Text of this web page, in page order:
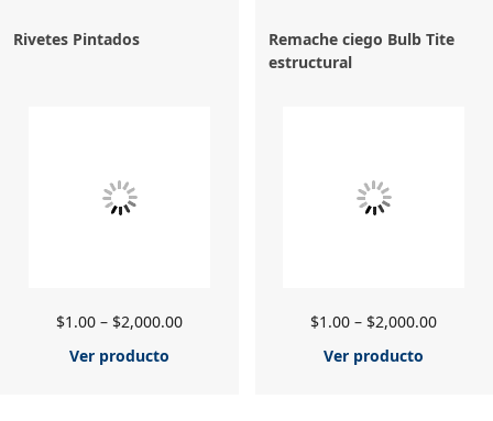
Rivetes Pintados
$1.00– $2,000.00
Ver producto
Remache ciego Bulb Tite
estructural
$1.00 – $2,000.00
Ver producto